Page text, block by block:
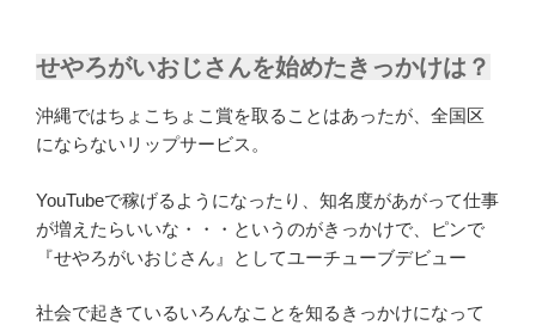
せやろがいおじさんを始めたきっかけは？
沖縄ではちょこちょこ賞を取ることはあったが、全国区
にならないリップサービス。
YouTubeで稼げるようになったり、知名度があがって仕事
が増えたらいいな・・・というのがきっかけで、ピンで
『せやろがいおじさん』としてユーチューブデビュー
社会で起きているいろんなことを知るきっかけになって